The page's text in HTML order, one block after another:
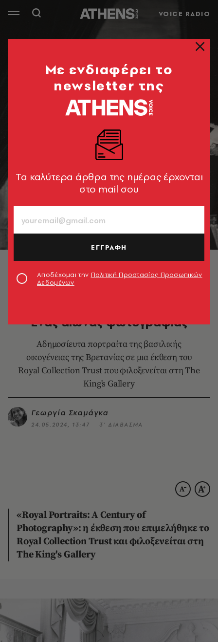
VOICE RADIO
Η Βασίλισσα Ελισάβετ με τον πρίγκιπα Φίλιππο σε
της στέψης της, το 1953.
Ένας αιώνας φωτογραφίας
Αδημοσίευτα πορτραίτα της βασιλικής
οικογένειας της Βρετανίας σε μια έκθεση του
Royal Collection Trust που φιλοξενείται στη The
King's Gallery
Γεωργία Σκαμάγκα
24.05.2024, 13:47 3’ ΔΙΑΒΑΣΜΑ
«Royal Portraits: A Century of
Photography»: η έκθεση που επιμελήθηκε το
Royal Collection Trust και φιλοξενείται στη
The King's Gallery
Mε ενδιαφέρει το
newsletter της
Tα καλύτερα άρθρα της ημέρας έρχονται
στο mail σου
ΕΓΓΡΑΦΗ
Αποδέχομαι την Πολιτική Προστασίας Προσωπικών
Δεδομένων